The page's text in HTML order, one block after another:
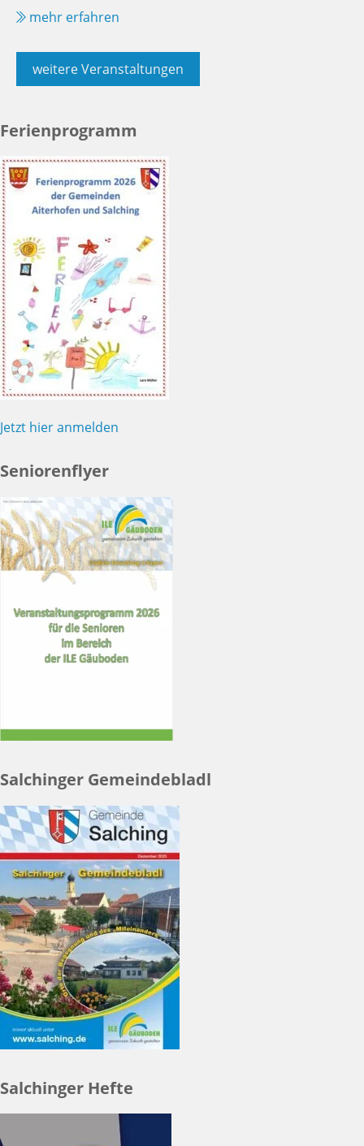
mehr erfahren
weitere Veranstaltungen
Ferienprogramm
Jetzt hier anmelden
Seniorenflyer
Salchinger Gemeindebladl
Salchinger Hefte